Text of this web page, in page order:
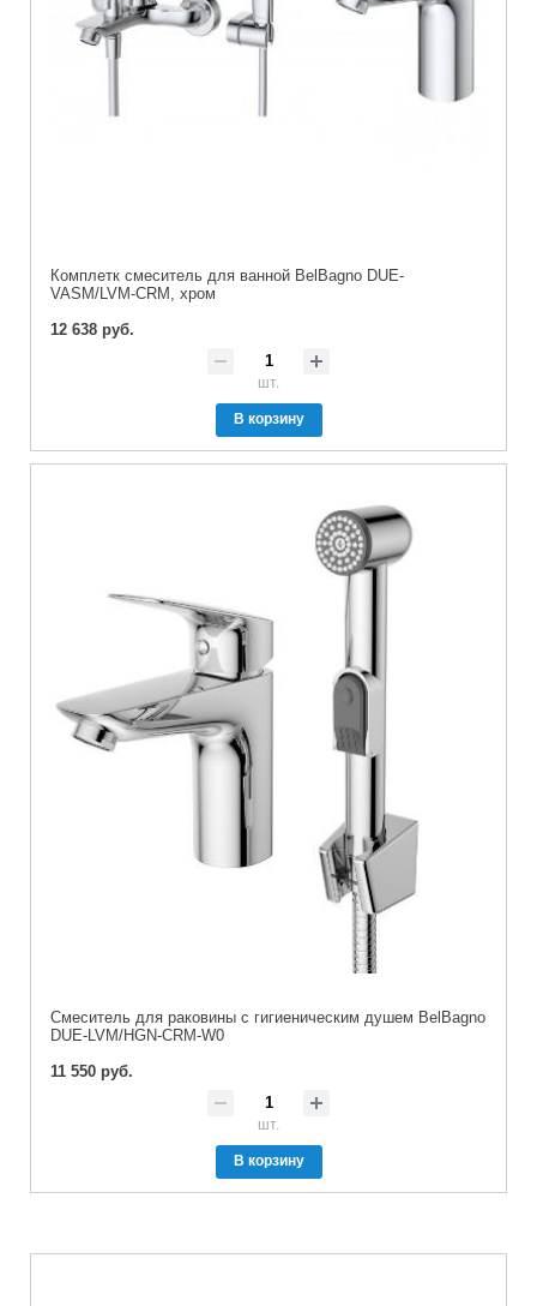
Комплетк смеситель для ванной BelBagno DUE-
VASM/LVM-CRM, хром
12 638 руб.
шт.
В корзину
Смеситель для раковины с гигиеническим душем BelBagno
DUE-LVM/HGN-CRM-W0
11 550 руб.
шт.
В корзину